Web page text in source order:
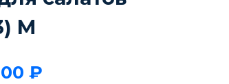
M
₽